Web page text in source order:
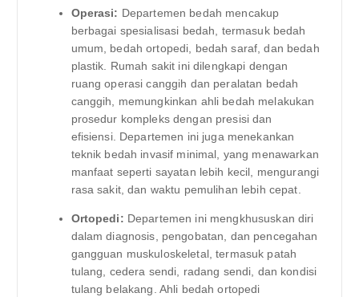
Operasi: Departemen bedah mencakup
berbagai spesialisasi bedah, termasuk bedah
umum, bedah ortopedi, bedah saraf, dan bedah
plastik. Rumah sakit ini dilengkapi dengan
ruang operasi canggih dan peralatan bedah
canggih, memungkinkan ahli bedah melakukan
prosedur kompleks dengan presisi dan
efisiensi. Departemen ini juga menekankan
teknik bedah invasif minimal, yang menawarkan
manfaat seperti sayatan lebih kecil, mengurangi
rasa sakit, dan waktu pemulihan lebih cepat.
Ortopedi: Departemen ini mengkhususkan diri
dalam diagnosis, pengobatan, dan pencegahan
gangguan muskuloskeletal, termasuk patah
tulang, cedera sendi, radang sendi, dan kondisi
tulang belakang. Ahli bedah ortopedi